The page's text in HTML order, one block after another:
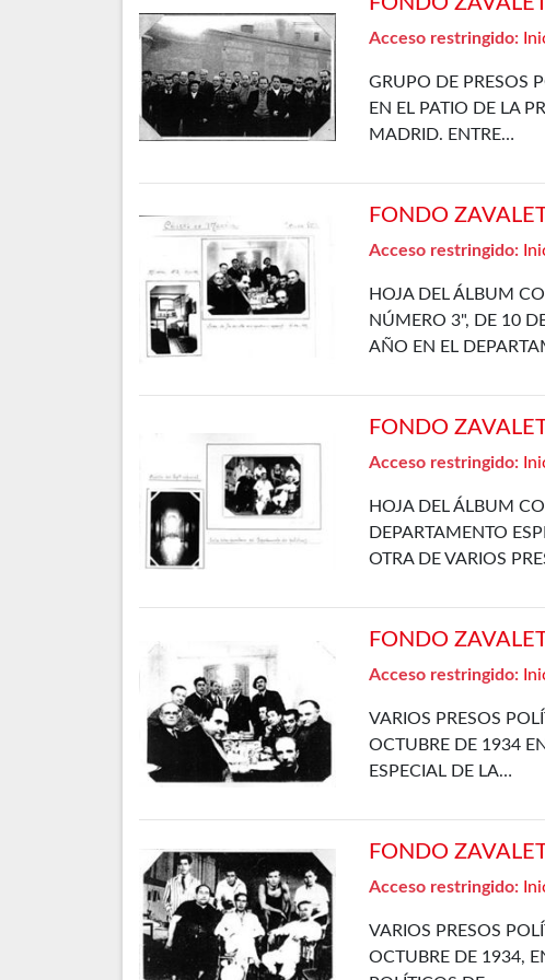
Acceso restringido:
GRUPO DE PRESOS
EN EL PATIO DE LA
MADRID. ENTRE…
FONDO
Acceso restringido:
HOJA DEL ÁLBUM
NÚMERO 3", DE 10
AÑO EN EL
FONDO
Acceso restringido:
HOJA DEL ÁLBUM
DEPARTAMENTO
OTRA DE VARIOS
FONDO
Acceso restringido:
VARIOS PRESOS
OCTUBRE DE 1934
ESPECIAL DE LA…
FONDO
Acceso restringido:
VARIOS PRESOS
OCTUBRE DE 1934,